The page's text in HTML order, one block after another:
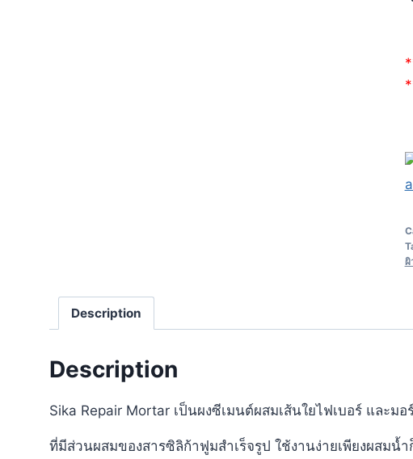
ผิ
Description
Description
Sika Repair Mortar เป็นผงซีเมนต์ผสมเส้นใยไฟเบอร์ และมอ
ที่มีส่วนผสมของสารซิลิก้าฟูมสำเร็จรูป ใช้งานง่ายเพียงผสมน้